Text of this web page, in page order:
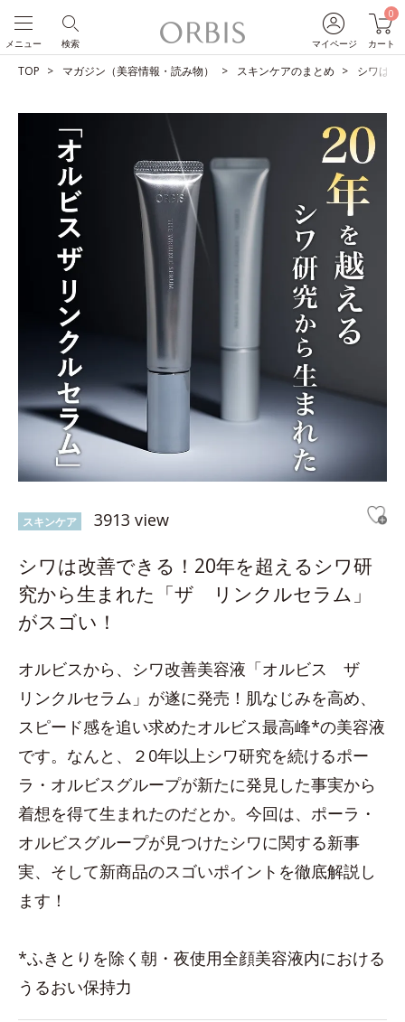
マイページ
0
カート
検索
メニュー
TOP マガジン（美容情報・読み物） スキンケアのまとめ シワは
スキンケア 3913 view
シワは改善できる！20年を超えるシワ研
究から生まれた「ザ リンクルセラム」
がスゴい！
オルビスから、シワ改善美容液「オルビス ザ
リンクルセラム」が遂に発売！肌なじみを高め、
スピード感を追い求めたオルビス最高峰*の美容液
です。なんと、２0年以上シワ研究を続けるポー
ラ・オルビスグループが新たに発見した事実から
着想を得て生まれたのだとか。今回は、ポーラ・
オルビスグループが見つけたシワに関する新事
実、そして新商品のスゴいポイントを徹底解説し
ます！
*ふきとりを除く朝・夜使用全顔美容液内における
うるおい保持力